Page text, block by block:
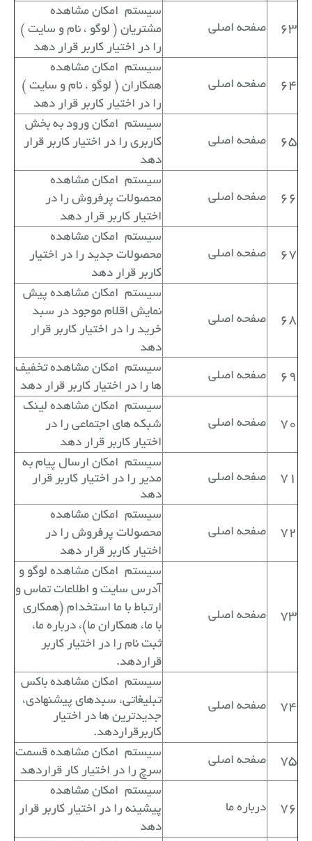
63 صفحه اصلی
سیستم امکان مشاهده
مشتریان ( لوگو ، نام و سایت )
را در اختیار کاربر قرار دهد
64 صفحه اصلی
سیستم امکان مشاهده
همکاران ( لوگو ، نام و سایت )
را در اختیار کاربر قرار دهد
65 صفحه اصلی
سیستم امکان ورود به بخش
کاربری را در اختیار کاربر قرار
دهد
66 صفحه اصلی
سیستم امکان مشاهده
محصولات پرفروش را در
اختیار کاربر قرار دهد
67 صفحه اصلی
سیستم امکان مشاهده
محصولات جدید را در اختیار
کاربر قرار دهد
68 صفحه اصلی
سیستم امکان مشاهده پیش
نمایش اقلام موجود در سبد
خرید را در اختیار کاربر قرار
دهد
69 صفحه اصلی
سیستم امکان مشاهده تخفیف
ها را در اختیار کاربر قرار دهد
70 صفحه اصلی
سیستم امکان مشاهده لینک
شبکه های اجتماعی را در
اختیار کاربر قرار دهد
71 صفحه اصلی
سیستم امکان ارسال پیام به
مدیر را در اختیار کاربر قرار
دهد
72 صفحه اصلی
سیستم امکان مشاهده
محصولات پرفروش را در
اختیار کاربر قرار دهد
73 صفحه اصلی
سیستم امکان مشاهده لوگو و
آدرس سایت و اطلاعات تماس و
ارتباط با ما استخدام (همکاری
با ما، همکاران ما)، درباره ما،
ثبت نام را در اختیار کاربر
قراردهد.
74 صفحه اصلی
سیستم امکان مشاهده باکس
تبلیغاتی، سبدهای پیشنهادی،
جدیدترین ها در اختیار
کاربرقراردهد.
75 صفحه اصلی
سیستم امکان مشاهده قسمت
سرچ را در اختیار کار قراردهد
76 درباره ما
سیستم امکان مشاهده
پیشینه را در اختیار کاربر قرار
دهد